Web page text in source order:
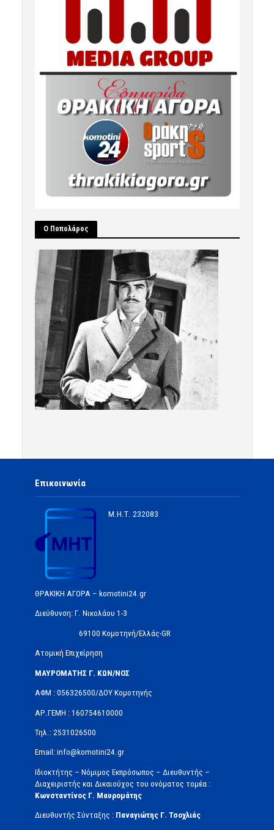
Ο Ποπολάρος
Επικοινωνία
Μ.Η.Τ. 232083
ΘΡΑΚΙΚΗ ΑΓΟΡΑ – komotini24.gr
Διεύθυνση: Γ. Νικολάου 1-3
69100 Κομοτηνή/Ελλάς-GR
Ατομική Επιχείρηση
ΜΑΥΡΟΜΑΤΗΣ Γ. ΚΩΝ/ΝΟΣ
ΑΦΜ : 056326500/ΔOΥ Κομοτηνής
ΑΡ.ΓΕΜΗ : 160754610000
Τηλ.: 2531026500
Email: info@komotini24.gr
Ιδιοκτήτης – Νόμιμος Εκπρόσωπος – Διευθυντής –
Διαχειριστής και Δικαιούχος του ονόματος τομέα :
Κωνσταντίνος Γ. Μαυρομάτης
Διευθυντής Σύνταξης : Παναγιώτης Γ. Τσοχλιάς